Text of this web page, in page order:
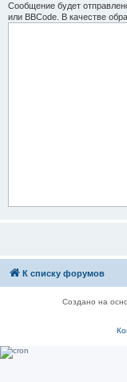
Сообщение будет
или BBCode. В качестве
К списку форумов
Создано на